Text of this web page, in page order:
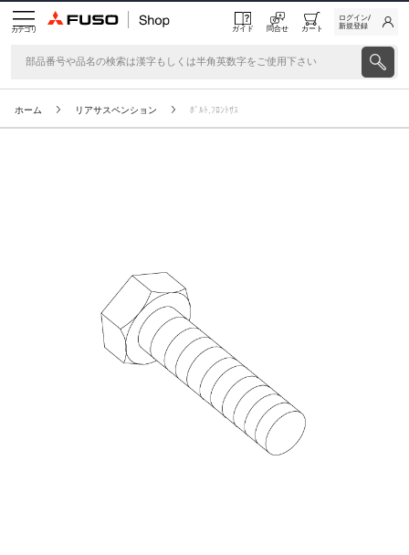
カテゴリ ガイド 問合せ カート
ログイン/
新規登録
ホーム リアサスペンション ﾎﾞﾙﾄ,ﾌﾛﾝﾄｻｽ